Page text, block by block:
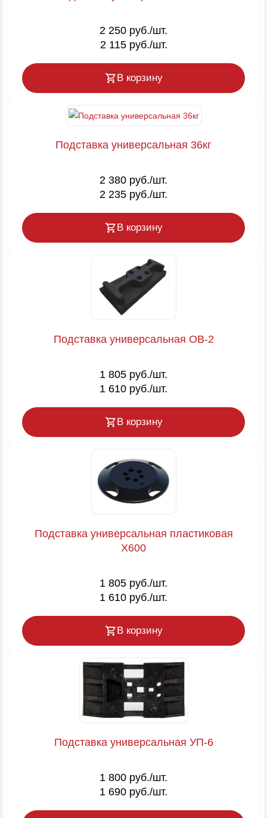
2 250 руб./шт.
2 115 руб./шт.
В корзину
Подставка универсальная 36кг
2 380 руб./шт.
2 235 руб./шт.
В корзину
Подставка универсальная OB-2
1 805 руб./шт.
1 610 руб./шт.
В корзину
Подставка универсальная пластиковая
X600
1 805 руб./шт.
1 610 руб./шт.
В корзину
Подставка универсальная УП-6
1 800 руб./шт.
1 690 руб./шт.